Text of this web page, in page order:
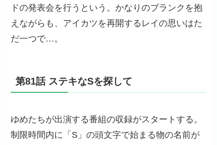
ドの発表会を行うという。かなりのブランクを抱
えながらも、アイカツを再開するレイの思いはた
だ一つで…。
第81話 ステキなSを探して
ゆめたちが出演する番組の収録がスタートする。
制限時間内に「S」の頭文字で始まる物の名前が